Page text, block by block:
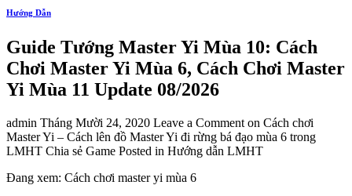
Hướng Dẫn
Guide Tướng Master Yi Mùa 10: Cách
Chơi Master Yi Mùa 6, Cách Chơi Master
Yi Mùa 11 Update 08/2026
admin Tháng Mười 24, 2020 Leave a Comment on Cách chơi
Master Yi – Cách lên đồ Master Yi đi rừng bá đạo mùa 6 trong
LMHT Chia sẻ Game Posted in Hướng dẫn LMHT
Đang xem: Cách chơi master yi mùa 6